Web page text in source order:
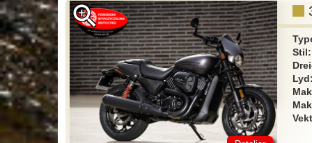
zoom_in
Stil
Lyd
Vekt